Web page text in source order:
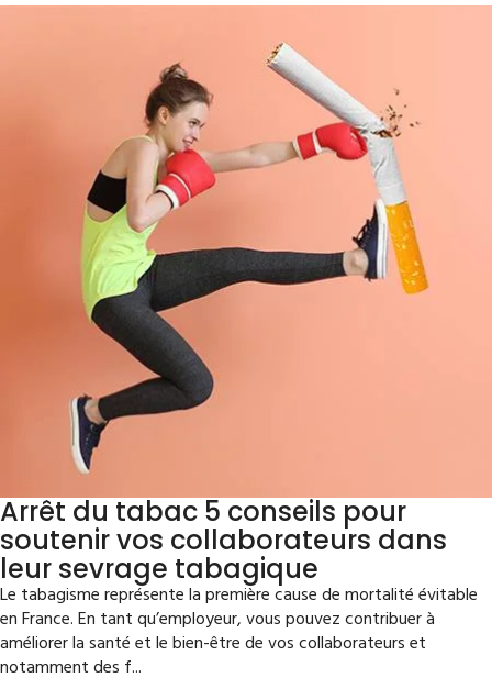
Arrêt du tabac 5 conseils pour
soutenir vos collaborateurs dans
leur sevrage tabagique
Le tabagisme représente la première cause de mortalité évitable
en France. En tant qu’employeur, vous pouvez contribuer à
améliorer la santé et le bien-être de vos collaborateurs et
notamment des f...